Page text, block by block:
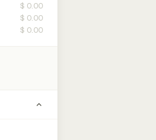
$ 0.00
$ 0.00
$ 0.00